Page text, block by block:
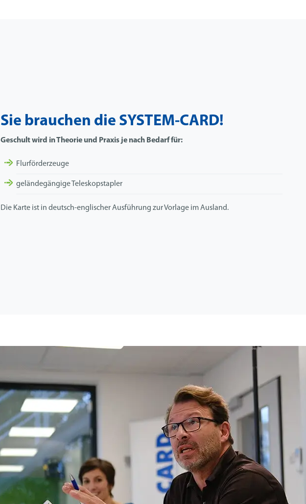
Sie brauchen die SYSTEM-CARD!
Geschult wird in Theorie und Praxis je nach Bedarf für:
Flurförderzeuge
geländegängige Teleskopstapler
Die Karte ist in deutsch-englischer Ausführung zur Vorlage im Ausland.